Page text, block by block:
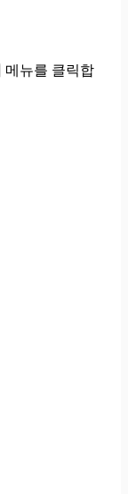
메뉴를 클릭합